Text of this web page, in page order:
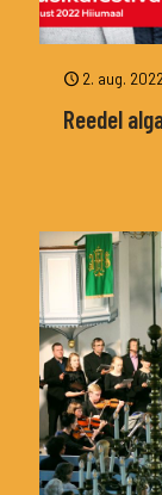
2. aug.
Reedel